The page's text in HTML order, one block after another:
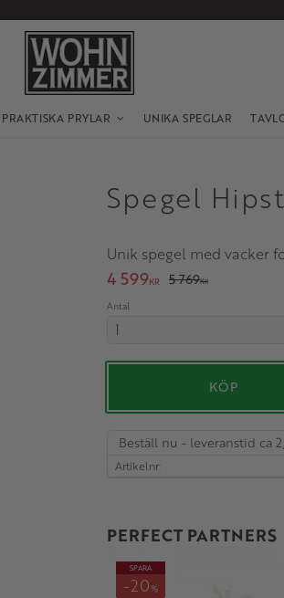
PRAKTISKA PRYLAR UNIKA SPEGLAR
Spegel
Unik spegel med vacker
Nedsatt pris:
4 599KR Ordinarie pris:
5 769KR
Antal
KÖP
Beställ nu - leveranstid ca
Artikelnr
PERFECT PARTNERS
SPARA
20%